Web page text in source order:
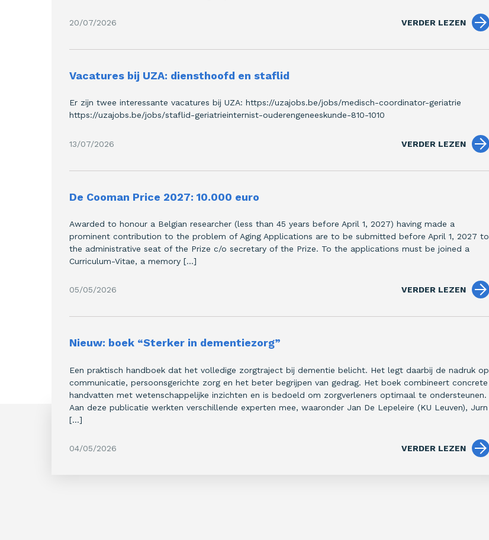
20/07/2026 VERDER LEZEN
Vacatures bij UZA: diensthoofd en staflid
Er zijn twee interessante vacatures bij UZA: https://uzajobs.be/jobs/medisch-coordinator-geriatrie
https://uzajobs.be/jobs/staflid-geriatrieinternist-ouderengeneeskunde-810-1010
13/07/2026 VERDER LEZEN
De Cooman Price 2027: 10.000 euro
Awarded to honour a Belgian researcher (less than 45 years before April 1, 2027) having made a
prominent contribution to the problem of Aging Applications are to be submitted before April 1, 2027 to
the administrative seat of the Prize c/o secretary of the Prize. To the applications must be joined a
Curriculum-Vitae, a memory […]
05/05/2026 VERDER LEZEN
Nieuw: boek “Sterker in dementiezorg”
Een praktisch handboek dat het volledige zorgtraject bij dementie belicht. Het legt daarbij de nadruk op
communicatie, persoonsgerichte zorg en het beter begrijpen van gedrag. Het boek combineert concrete
handvatten met wetenschappelijke inzichten en is bedoeld om zorgverleners optimaal te ondersteunen.
Aan deze publicatie werkten verschillende experten mee, waaronder Jan De Lepeleire (KU Leuven), Jurn
[…]
04/05/2026 VERDER LEZEN